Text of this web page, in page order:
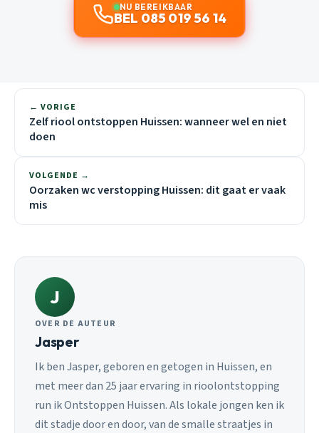
NU BEREIKBAAR
BEL 085 019 56 14
← VORIGE
Zelf riool ontstoppen Huissen: wanneer wel en niet
doen
VOLGENDE →
Oorzaken wc verstopping Huissen: dit gaat er vaak
mis
J
OVER DE AUTEUR
Jasper
Ik ben Jasper, geboren en getogen in Huissen, en
met meer dan 25 jaar ervaring in rioolontstopping
run ik Ontstoppen Huissen. Als lokale jongen ken ik
dit stadje door en door, van de smalle straatjes in